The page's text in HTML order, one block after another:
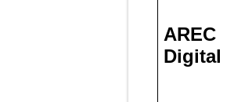
AREC
Digital